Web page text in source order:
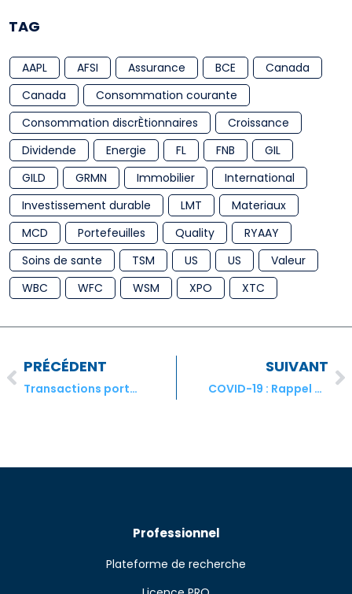
TAG
AAPL AFSI Assurance BCE
Canada
Canada
Consommation courante
Consommation discrÈtionnaires
Croissance
Dividende
Energie FL FNB
GIL
GILD
GRMN Immobilier
International
Investissement durable
LMT
Materiaux
MCD
Portefeuilles Quality
RYAAY
Soins de sante
TSM US US
Valeur
WBC
WFC WSM XPO XTC
PRÉCÉDENT
Transactions portefeuilles modèles StockPointer® US et ADR – Avril 2020
SUIVANT
COVID-19 : Rappel des critères de sèlection du FNB INOC
Professionnel
Plateforme de recherche